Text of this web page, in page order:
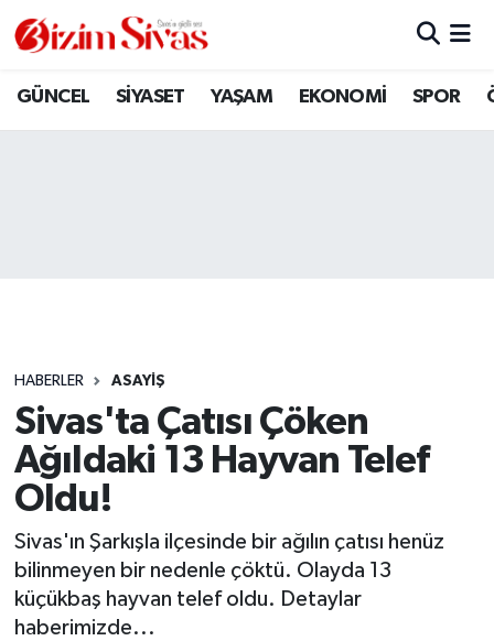
GÜNCEL SİYASET YAŞAM EKONOMİ SPOR
HABERLER ASAYİŞ
Sivas'ta Çatısı Çöken
Ağıldaki 13 Hayvan Telef
Oldu!
Sivas'ın Şarkışla ilçesinde bir ağılın çatısı henüz
bilinmeyen bir nedenle çöktü. Olayda 13
küçükbaş hayvan telef oldu. Detaylar
haberimizde...
ARAMIZDAN AYRILANLAR
GÜNCEL
KÜLTÜR
MAGAZİN
ÖZEL HABER
Sivas Nöbetçi Eczaneler
Son Dakika Haberleri
Haber Arşivi